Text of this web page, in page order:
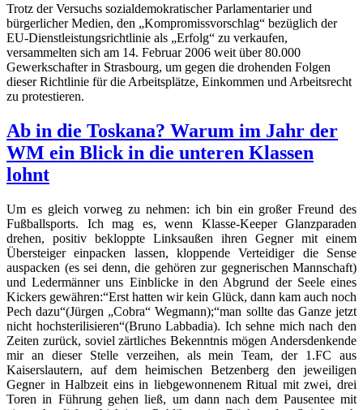
Trotz der Versuchs sozialdemokratischer Parlamentarier und
bürgerlicher Medien, den „Kompromissvorschlag“ bezüglich der
EU-Dienstleistungsrichtlinie als „Erfolg“ zu verkaufen,
versammelten sich am 14. Februar 2006 weit über 80.000
Gewerkschafter in Strasbourg, um gegen die drohenden Folgen
dieser Richtlinie für die Arbeitsplätze, Einkommen und Arbeitsrecht
zu protestieren.
Ab in die Toskana? Warum im Jahr der
WM ein Blick in die unteren Klassen
lohnt
Um es gleich vorweg zu nehmen: ich bin ein großer Freund des
Fußballsports. Ich mag es, wenn Klasse-Keeper Glanzparaden
drehen, positiv bekloppte Linksaußen ihren Gegner mit einem
Übersteiger einpacken lassen, kloppende Verteidiger die Sense
auspacken (es sei denn, die gehören zur gegnerischen Mannschaft)
und Ledermänner uns Einblicke in den Abgrund der Seele eines
Kickers gewähren:“Erst hatten wir kein Glück, dann kam auch noch
Pech dazu“(Jürgen „Cobra“ Wegmann);“man sollte das Ganze jetzt
nicht hochsterilisieren“(Bruno Labbadia). Ich sehne mich nach den
Zeiten zurück, soviel zärtliches Bekenntnis mögen Andersdenkende
mir an dieser Stelle verzeihen, als mein Team, der 1.FC aus
Kaiserslautern, auf dem heimischen Betzenberg den jeweiligen
Gegner in Halbzeit eins in liebgewonnenem Ritual mit zwei, drei
Toren in Führung gehen ließ, um dann nach dem Pausentee mit